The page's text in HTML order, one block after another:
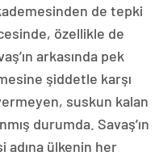
de tepki
özellikle de
arkasında pek
şiddetle karşı
suskun kalan
durumda. Savaş’ın
adına ülkenin her